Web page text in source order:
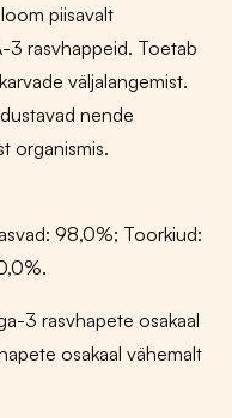
piisavalt
3 rasvhappeid. Toetab
väljalangemist.
nende
organismis.
98,0%; Toorkiud:
3 rasvhapete osakaal
osakaal vähemalt